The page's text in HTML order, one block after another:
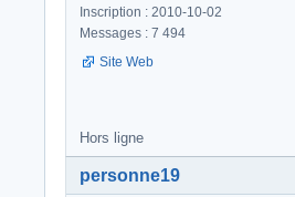
Inscription : 2010-10-02
Messages : 7 494
Site Web
Hors ligne
personne19